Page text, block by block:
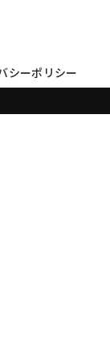
シーポリシー